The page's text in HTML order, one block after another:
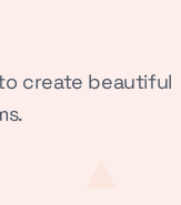
create beautiful